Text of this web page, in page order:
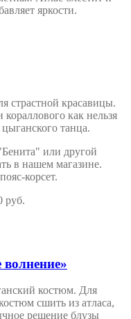
яркости.
страстной красавицы.
как нельзя
танца.
или другой
в нашем магазине.
корсет.
руб.
костюм. Для
сшить из атласа,
решение блузы